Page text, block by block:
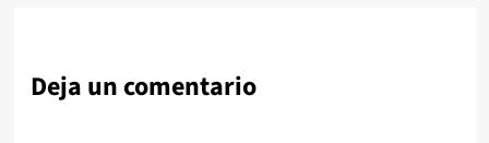
Deja un comentario